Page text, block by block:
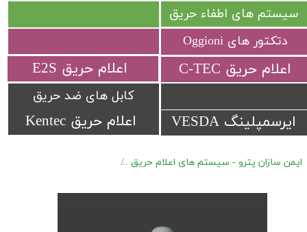
اعلام حریق Kentec
​اعلام حریق C-TEC​​​​​​​ ​اعلام حریق E2S
ایرسمپلینگ VESDA
سیستم های اطفاء حریق
کابل های ضد حریق
دتکتور های Oggioni
ایمن سازان پترو - سیستم های اعلام حریق